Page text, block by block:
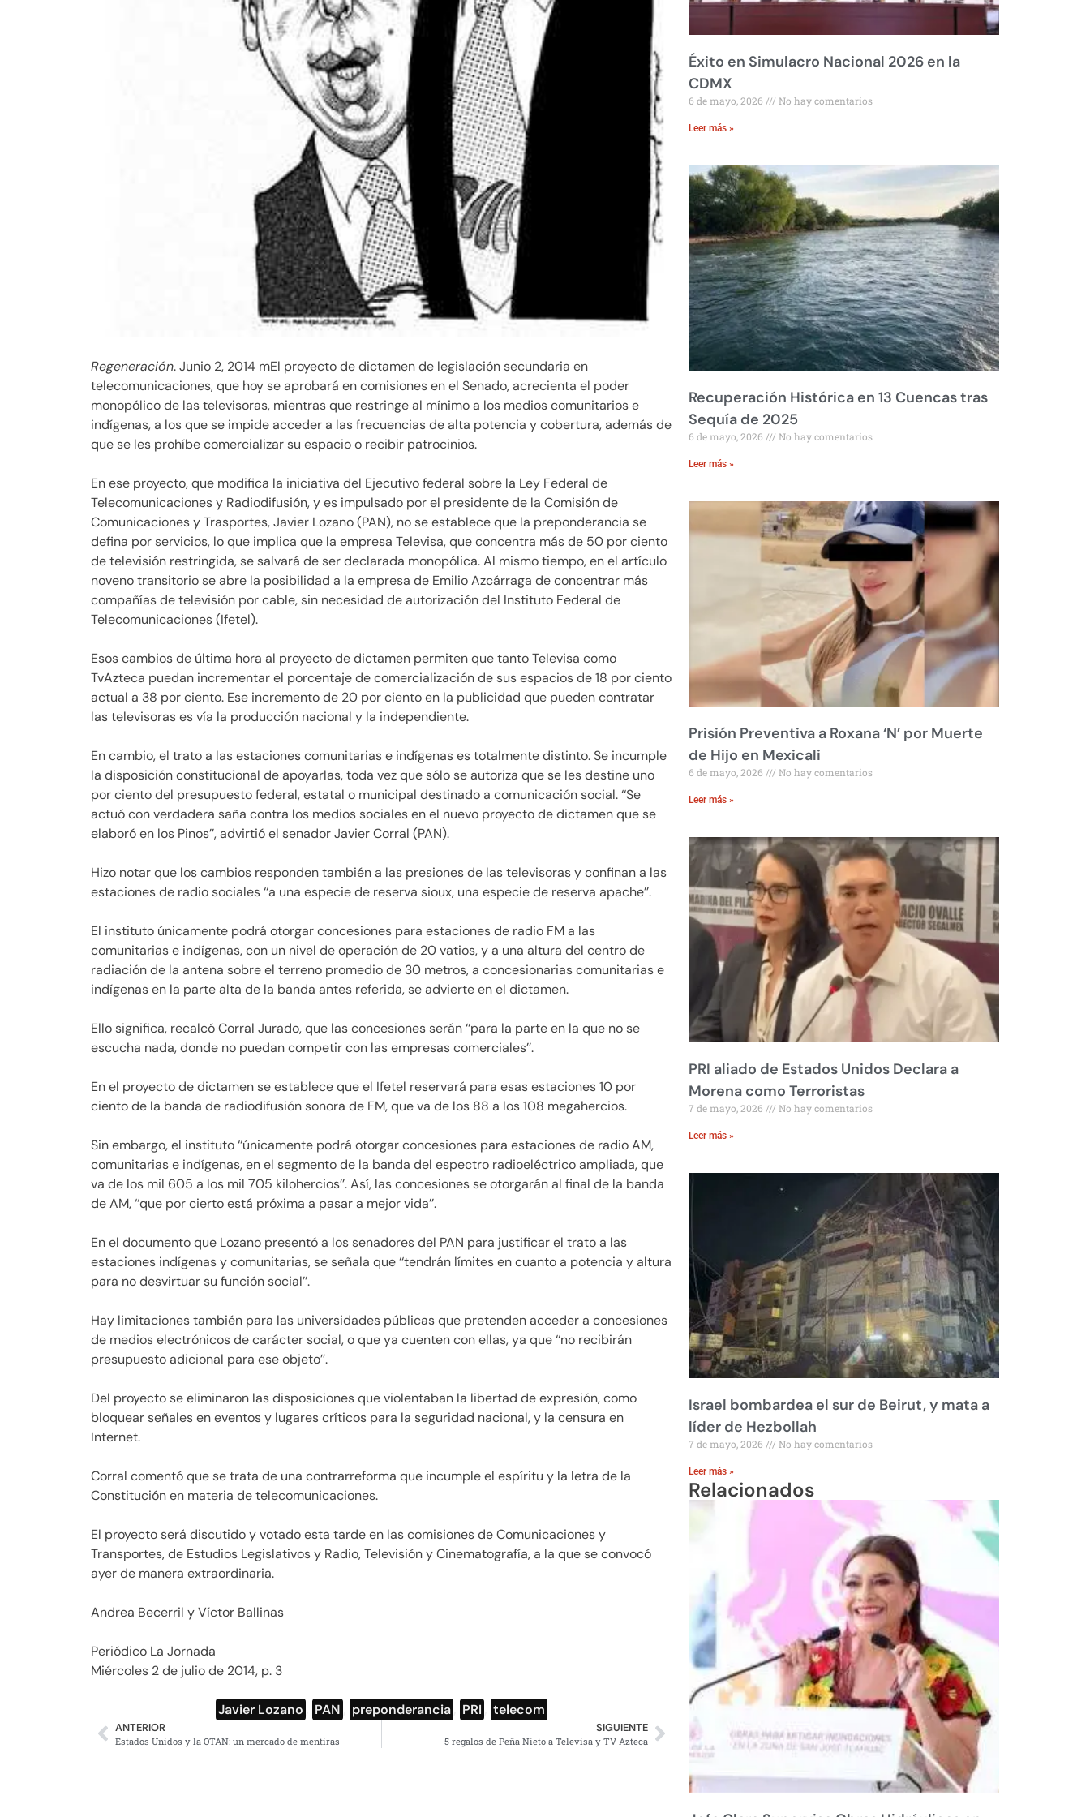
Regeneración. Junio 2, 2014 mEl proyecto de dictamen de legislación secundaria en
telecomunicaciones, que hoy se aprobará en comisiones en el Senado, acrecienta el poder
monopólico de las televisoras, mientras que restringe al mínimo a los medios comunitarios e
indígenas, a los que se impide acceder a las frecuencias de alta potencia y cobertura, además de
que se les prohíbe comercializar su espacio o recibir patrocinios.
En ese proyecto, que modifica la iniciativa del Ejecutivo federal sobre la Ley Federal de
Telecomunicaciones y Radiodifusión, y es impulsado por el presidente de la Comisión de
Comunicaciones y Trasportes, Javier Lozano (PAN), no se establece que la preponderancia se
defina por servicios, lo que implica que la empresa Televisa, que concentra más de 50 por ciento
de televisión restringida, se salvará de ser declarada monopólica. Al mismo tiempo, en el artículo
noveno transitorio se abre la posibilidad a la empresa de Emilio Azcárraga de concentrar más
compañías de televisión por cable, sin necesidad de autorización del Instituto Federal de
Telecomunicaciones (Ifetel).
Esos cambios de última hora al proyecto de dictamen permiten que tanto Televisa como
TvAzteca puedan incrementar el porcentaje de comercialización de sus espacios de 18 por ciento
actual a 38 por ciento. Ese incremento de 20 por ciento en la publicidad que pueden contratar
las televisoras es vía la producción nacional y la independiente.
En cambio, el trato a las estaciones comunitarias e indígenas es totalmente distinto. Se incumple
la disposición constitucional de apoyarlas, toda vez que sólo se autoriza que se les destine uno
por ciento del presupuesto federal, estatal o municipal destinado a comunicación social. ‘‘Se
actuó con verdadera saña contra los medios sociales en el nuevo proyecto de dictamen que se
elaboró en los Pinos’’, advirtió el senador Javier Corral (PAN).
Hizo notar que los cambios responden también a las presiones de las televisoras y confinan a las
estaciones de radio sociales ‘‘a una especie de reserva sioux, una especie de reserva apache’’.
El instituto únicamente podrá otorgar concesiones para estaciones de radio FM a las
comunitarias e indígenas, con un nivel de operación de 20 vatios, y a una altura del centro de
radiación de la antena sobre el terreno promedio de 30 metros, a concesionarias comunitarias e
indígenas en la parte alta de la banda antes referida, se advierte en el dictamen.
Ello significa, recalcó Corral Jurado, que las concesiones serán ‘‘para la parte en la que no se
escucha nada, donde no puedan competir con las empresas comerciales’’.
En el proyecto de dictamen se establece que el Ifetel reservará para esas estaciones 10 por
ciento de la banda de radiodifusión sonora de FM, que va de los 88 a los 108 megahercios.
Sin embargo, el instituto ‘‘únicamente podrá otorgar concesiones para estaciones de radio AM,
comunitarias e indígenas, en el segmento de la banda del espectro radioeléctrico ampliada, que
va de los mil 605 a los mil 705 kilohercios’’. Así, las concesiones se otorgarán al final de la banda
de AM, ‘‘que por cierto está próxima a pasar a mejor vida’’.
En el documento que Lozano presentó a los senadores del PAN para justificar el trato a las
estaciones indígenas y comunitarias, se señala que ‘‘tendrán límites en cuanto a potencia y altura
para no desvirtuar su función social’’.
Hay limitaciones también para las universidades públicas que pretenden acceder a concesiones
de medios electrónicos de carácter social, o que ya cuenten con ellas, ya que ‘‘no recibirán
presupuesto adicional para ese objeto’’.
Del proyecto se eliminaron las disposiciones que violentaban la libertad de expresión, como
bloquear señales en eventos y lugares críticos para la seguridad nacional, y la censura en
Internet.
Corral comentó que se trata de una contrarreforma que incumple el espíritu y la letra de la
Constitución en materia de telecomunicaciones.
El proyecto será discutido y votado esta tarde en las comisiones de Comunicaciones y
Transportes, de Estudios Legislativos y Radio, Televisión y Cinematografía, a la que se convocó
ayer de manera extraordinaria.
Andrea Becerril y Víctor Ballinas
Periódico La Jornada
Miércoles 2 de julio de 2014, p. 3
Javier Lozano PAN preponderancia PRI telecom
ANTERIOR
Estados Unidos y la OTAN: un mercado de mentiras
SIGUIENTE
5 regalos de Peña Nieto a Televisa y TV Azteca
Éxito en Simulacro Nacional 2026 en la
CDMX
6 de mayo, 2026 No hay comentarios
Leer más »
Recuperación Histórica en 13 Cuencas tras
Sequía de 2025
6 de mayo, 2026 No hay comentarios
Leer más »
Prisión Preventiva a Roxana ‘N’ por Muerte
de Hijo en Mexicali
6 de mayo, 2026 No hay comentarios
Leer más »
PRI aliado de Estados Unidos Declara a
Morena como Terroristas
7 de mayo, 2026 No hay comentarios
Leer más »
Israel bombardea el sur de Beirut, y mata a
líder de Hezbollah
7 de mayo, 2026 No hay comentarios
Leer más »
Relacionados